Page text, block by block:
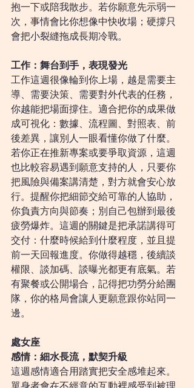
抱一下或陪我散步。若你願意先示弱一
次，事情會比你想像中快收場；硬撐只
會把小裂縫拖成長期冷戰。
工作：舞台到手，表現發光
工作這週很像輪到你上場，越是需要主
導、需要決策、需要對外代表的任務，
你越能把場面撐住。適合把你的成果做
成可視化：數據、流程圖、對照表、前
後差異，讓別人一眼看懂你做了什麼。
若你正在推新專案或要爭取資源，這週
也比較容易遇到願意支持的人，只要你
把風險與備案講清楚，對方就會安心放
行。提醒你把細節交給可靠的人協助，
你負責方向與節奏；別自己包辦到最後
疲勞爆炸。這週的關鍵是把承諾講得可
交付：什麼時候給到什麼程度，並且提
前一天回報進度。你做得越穩，後續談
權限、談加碼、談曝光都更有底氣。若
有聚餐或公開場合，記得把功勞分給團
隊，你的格局會讓人更願意跟你站同一
邊。
處女座
感情：細水長流，默契升級
這週感情適合用踏實把安全感堆起來。